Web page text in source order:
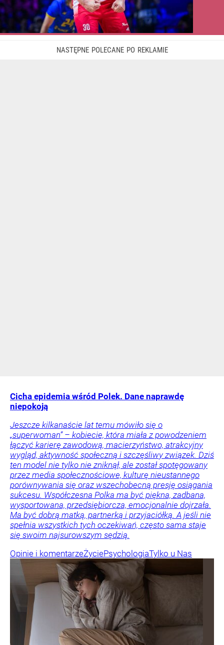
Cicha epidemia wśród Polek. Dane naprawdę
niepokoją
Jeszcze kilkanaście lat temu mówiło się o
„superwoman” – kobiecie, która miała z powodzeniem
łączyć karierę zawodową, macierzyństwo, atrakcyjny
wygląd, aktywność społeczną i szczęśliwy związek. Dziś
ten model nie tylko nie zniknął, ale został spotęgowany
przez media społecznościowe, kulturę nieustannego
porównywania się oraz wszechobecną presję osiągania
sukcesu. Współczesna Polka ma być piękna, zadbana,
wysportowana, przedsiębiorcza, emocjonalnie dojrzała.
Ma być dobrą matką, partnerką i przyjaciółką. A jeśli nie
spełnia wszystkich tych oczekiwań, często sama staje
się swoim najsurowszym sędzią.
Opinie i komentarzeŻyciePsychologiaTylko u Nas